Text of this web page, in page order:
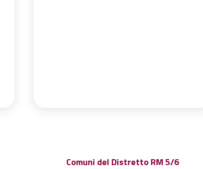
Comuni del Distretto RM 5/6